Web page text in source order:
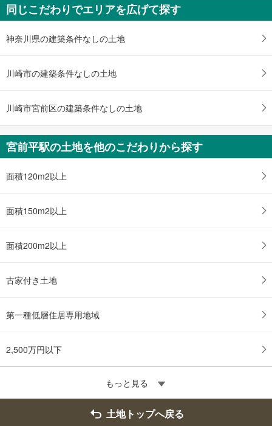
川崎市宮前区南平台
3,480万円
4LDK
土地面積 80.03m
同じこだわりでエリアを広げて探す
神奈川県の建築条件なしの土地
川崎市の建築条件なしの土地
川崎市宮前区の建築条件なしの土地
宮前平駅の土地を他のこだわりから探す
面積120m2以上
面積150m2以上
面積200m2以上
古家付き土地
第一種低層住居専用地域
2,500万円以下
もっと見る
土地トップへ戻る